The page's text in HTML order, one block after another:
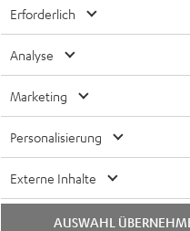
Mikrofon und spezieller
im Homeoffice
Meet, Zoom, HD-Audio,
Center für ZOLA mit
Erforderlich
Analyse
Marketing
Personalisierung
Externe Inhalte
AUSWAHL